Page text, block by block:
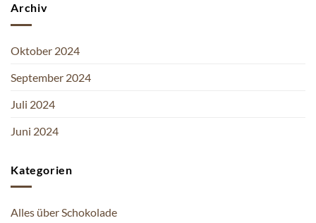
Archiv
Oktober 2024
September 2024
Juli 2024
Juni 2024
Kategorien
Alles über Schokolade